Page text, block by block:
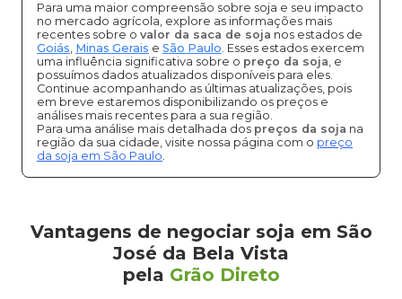
Para uma maior compreensão sobre soja e seu impacto
no mercado agrícola, explore as informações mais
recentes sobre o valor da saca de soja nos estados de
Goiás, Minas Gerais e São Paulo. Esses estados exercem
uma influência significativa sobre o preço da soja, e
possuímos dados atualizados disponíveis para eles.
Continue acompanhando as últimas atualizações, pois
em breve estaremos disponibilizando os preços e
análises mais recentes para a sua região.
Para uma análise mais detalhada dos preços da soja na
região da sua cidade, visite nossa página com o preço
da soja em São Paulo.
Vantagens de negociar soja em São
José da Bela Vista
pela Grão Direto